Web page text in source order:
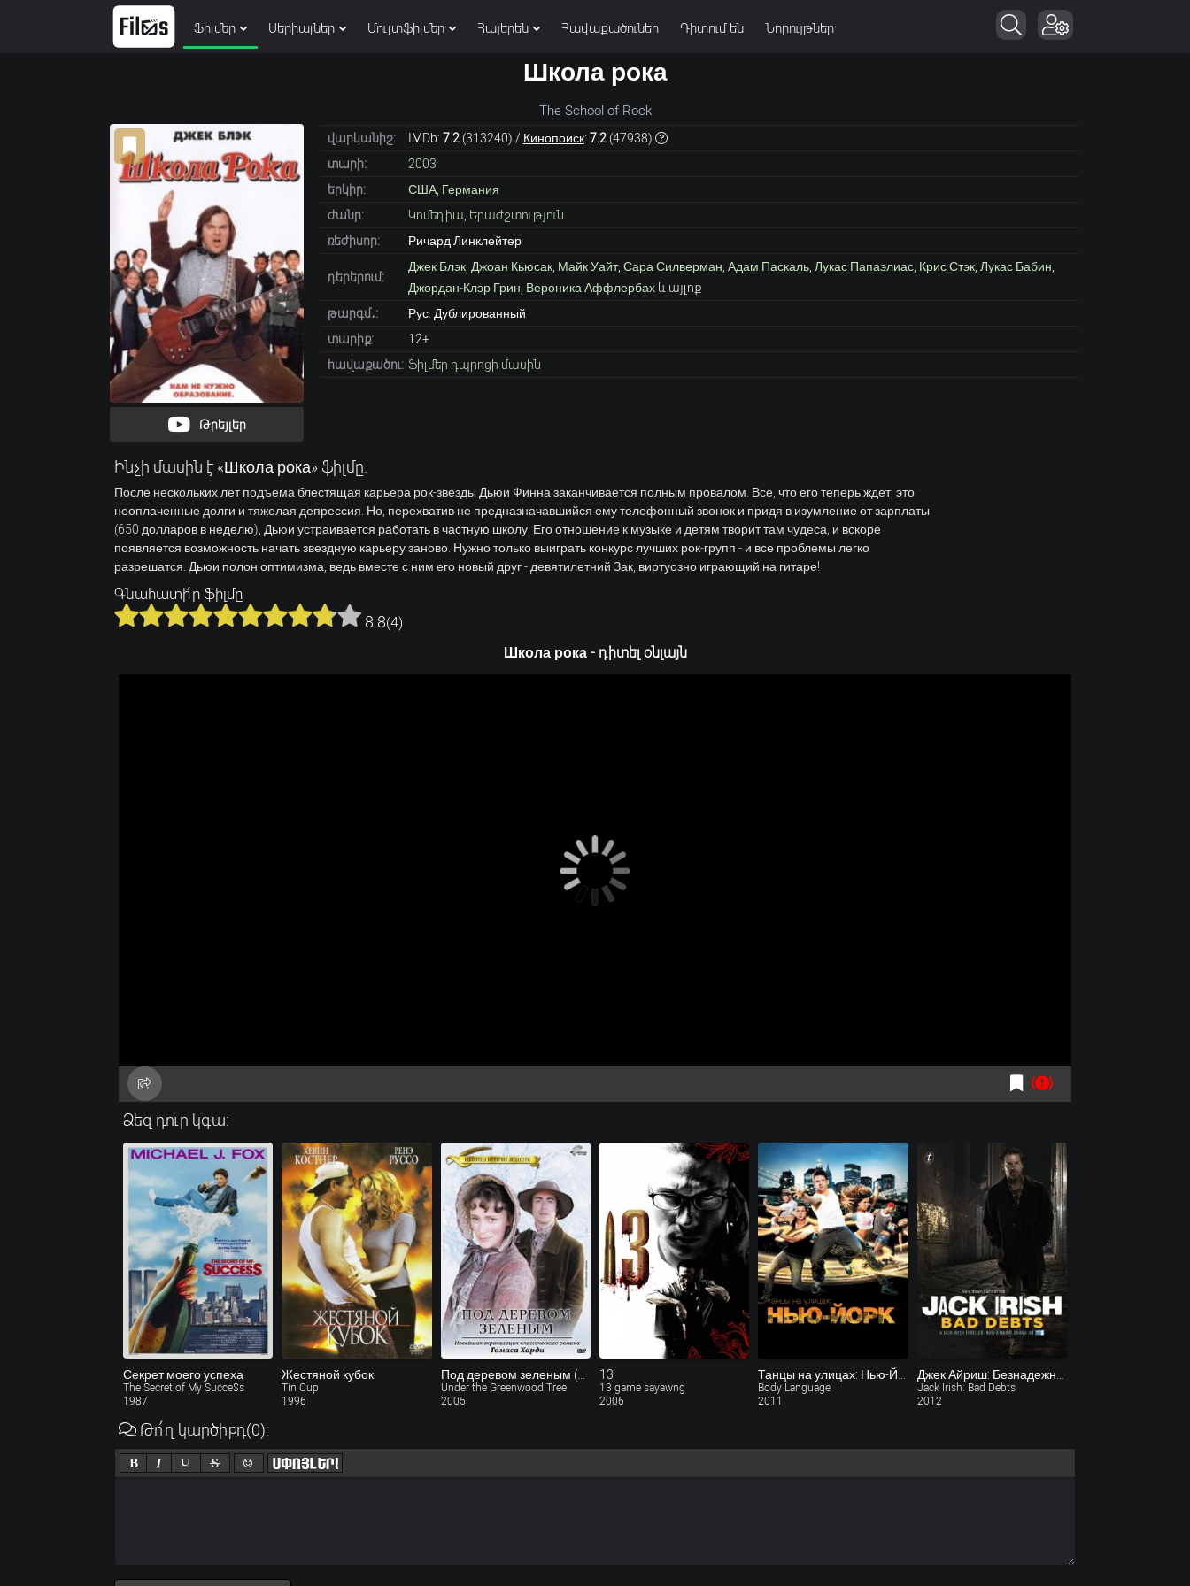
Ֆիլմեր Սերիալներ Մուլտֆիլմեր Հայերեն Հավաքածուներ Դիտում են Նորույթներ
Школа рока
The School of Rock
Թրեյլեր
վարկանիշ: IMDb: 7.2(313240) / Кинопоиск: 7.2(47938)
տարի:
2003
երկիր:
США, Германия
ժանր:
Կոմեդիա Երաժշտություն
ռեժիսոր:
Ричард Линклейтер
դերերում:
Джек Блэк, Джоан Кьюсак, Майк Уайт, Сара Силверман Адам Паскаль, Лукас Папаэлиас, Крис Стэк, Лукас Бабин
Джордан-Клэр Грин Вероника Аффлербахև այլոք
թարգմ․:
Рус. Дублированный
տարիք:
12+
հավաքածու: Ֆիլմեր դպրոցի մասին
Ինչի մասին է «Школа рока» ֆիլմը.
После нескольких лет подъема блестящая карьера рок-звезды Дьюи Финна заканчивается полным провалом. Все, что его теперь ждет, это
неоплаченные долги и тяжелая депрессия. Но, перехватив не предназначавшийся ему телефонный звонок и придя в изумление от зарплаты
(650 долларов в неделю), Дьюи устраивается работать в частную школу. Его отношение к музыке и детям творит там чудеса, и вскоре
появляется возможность начать звездную карьеру заново. Нужно только выиграть конкурс лучших рок-групп - и все проблемы легко
разрешатся. Дьюи полон оптимизма, ведь вместе с ним его новый друг - девятилетний Зак, виртуозно играющий на гитаре!
Գնահատի՛ր ֆիլմը
8.8(4)
Школа рока - դիտել օնլայն
Ձեզ դուր կգա:
Секрет моего успеха
The Secret of My Succe$s
1987
Жестяной кубок
Tin Cup
1996
Под деревом зеленым (ТВ)
Under the Greenwood Tree
2005
13
13 game sayawng
2006
Танцы на улицах: Нью-Йорк
Body Language
2011
Джек Айриш: Безнадежные долги (ТВ)
Jack Irish: Bad Debts
2012
Թո՛ղ կարծիքդ(0):